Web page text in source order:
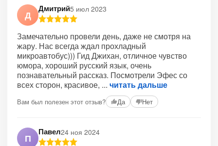
Д
Дмитрий5 июл 2023
Замечательно провели день, даже не смотря на
жару. Нас всегда ждал прохладный
микроавтобус))) Гид Джихан, отличное чувство
юмора, хороший русский язык, очень
познавательный рассказ. Посмотрели Эфес со
всех сторон, красивое,
читать дальше
Вам был полезен этот отзыв? Да Нет
П
Павел24 ноя 2024